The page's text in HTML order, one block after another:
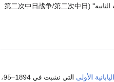
أو ببساطة "حرب المقاومة" (抗战/抗戰)، أو "الحرب الصينية اليابانية الثانية" (第二次中日战争/第二次中日
الأولى
التي نشبت في 1894–95،